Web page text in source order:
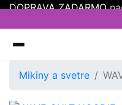
DOPRAVA ZADARMO
Oneill
Mikiny a svetre